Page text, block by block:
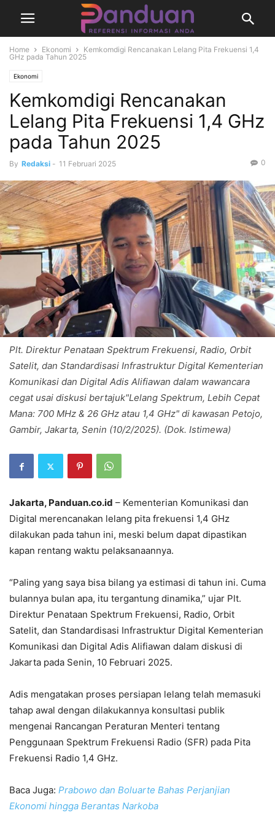
Home Ekonomi
Kemkomdigi Rencanakan Lelang Pita Frekuensi 1,4
GHz pada Tahun 2025
Ekonomi
Kemkomdigi Rencanakan
Lelang Pita Frekuensi 1,4 GHz
pada Tahun 2025
By Redaksi - 11 Februari 2025 0
Plt. Direktur Penataan Spektrum Frekuensi, Radio, Orbit
Satelit, dan Standardisasi Infrastruktur Digital Kementerian
Komunikasi dan Digital Adis Alifiawan dalam wawancara
cegat usai diskusi bertajuk"Lelang Spektrum, Lebih Cepat
Mana: 700 MHz & 26 GHz atau 1,4 GHz" di kawasan Petojo,
Gambir, Jakarta, Senin (10/2/2025). (Dok. Istimewa)
Jakarta, Panduan.co.id – Kementerian Komunikasi dan
Digital merencanakan lelang pita frekuensi 1,4 GHz
dilakukan pada tahun ini, meski belum dapat dipastikan
kapan rentang waktu pelaksanaannya.
“Paling yang saya bisa bilang ya estimasi di tahun ini. Cuma
bulannya bulan apa, itu tergantung dinamika,” ujar Plt.
Direktur Penataan Spektrum Frekuensi, Radio, Orbit
Satelit, dan Standardisasi Infrastruktur Digital Kementerian
Komunikasi dan Digital Adis Alifiawan dalam diskusi di
Jakarta pada Senin, 10 Februari 2025.
Adis mengatakan proses persiapan lelang telah memasuki
tahap awal dengan dilakukannya konsultasi publik
mengenai Rancangan Peraturan Menteri tentang
Penggunaan Spektrum Frekuensi Radio (SFR) pada Pita
Frekuensi Radio 1,4 GHz.
Baca Juga: Prabowo dan Boluarte Bahas Perjanjian
Ekonomi hingga Berantas Narkoba